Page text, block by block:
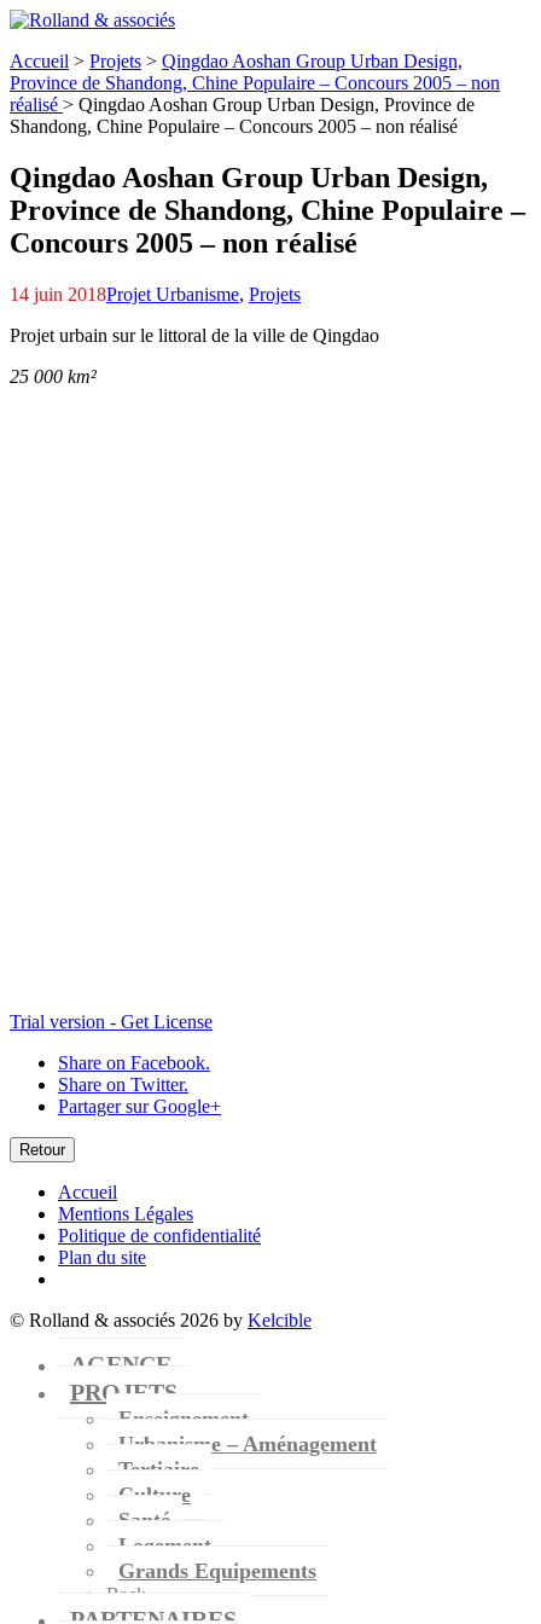
Accueil > Projets > Qingdao Aoshan Group Urban Design,
Province de Shandong, Chine Populaire – Concours 2005 – non
réalisé > Qingdao Aoshan Group Urban Design, Province de
Shandong, Chine Populaire – Concours 2005 – non réalisé
Qingdao Aoshan Group Urban Design,
Province de Shandong, Chine Populaire –
Concours 2005 – non réalisé
14 juin 2018Projet Urbanisme, Projets
Projet urbain sur le littoral de la ville de Qingdao
25 000 km²
Trial version - Get License
Share on Facebook.
Share on Twitter.
Partager sur Google+
Retour
Accueil
Mentions Légales
Politique de confidentialité
Plan du site
© Rolland & associés 2026 by Kelcible
AGENCE
PROJETS
Enseignement
Urbanisme – Aménagement
Tertiaire
Culture
Santé
Logement
Grands Equipements
Back